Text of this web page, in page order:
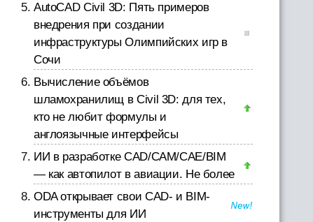
AutoCAD Civil 3D: Пять примеров
внедрения при создании
инфраструктуры Олимпийских игр в
Сочи
Вычисление объёмов
шламохранилищ в Civil 3D: для тех,
кто не любит формулы и
англоязычные интерфейсы
ИИ в разработке CAD/CAM/CAE/BIM
— как автопилот в авиации. Не более
ODA открывает свои CAD- и BIM-
инструменты для ИИ